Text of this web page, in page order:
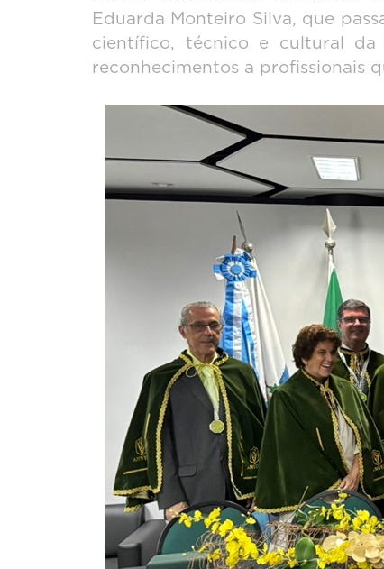
Eduarda Monteiro Silva, que
científico, técnico e cultural
reconhecimentos a profissionais